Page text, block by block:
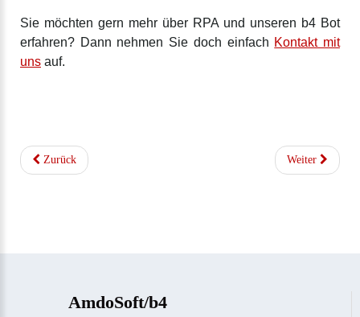
Sie möchten gern mehr über RPA und unseren b4 Bot
erfahren? Dann nehmen Sie doch einfach Kontakt mit
uns auf.
Zurück Weiter
AmdoSoft/b4